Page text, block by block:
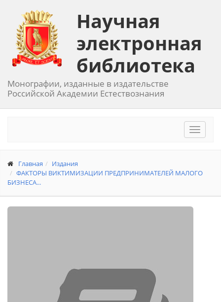
Научная
электронная
библиотека
Монографии, изданные в издательстве
Российской Академии Естествознания
Toggle
Главная
Издания
ФАКТОРЫ ВИКТИМИЗАЦИИ ПРЕДПРИНИМАТЕЛЕЙ МАЛОГО
БИЗНЕСА...